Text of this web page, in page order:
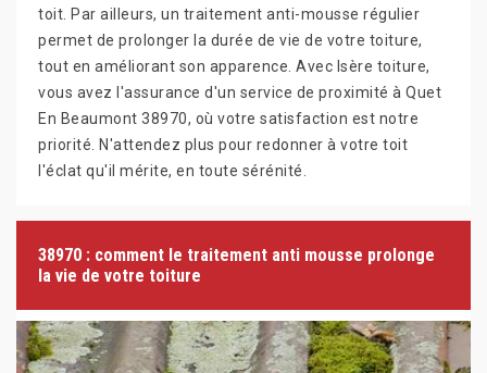
toit. Par ailleurs, un traitement anti-mousse régulier
permet de prolonger la durée de vie de votre toiture,
tout en améliorant son apparence. Avec Isère toiture,
vous avez l'assurance d'un service de proximité à Quet
En Beaumont 38970, où votre satisfaction est notre
priorité. N'attendez plus pour redonner à votre toit
l'éclat qu'il mérite, en toute sérénité.
38970 : comment le traitement anti mousse prolonge
la vie de votre toiture